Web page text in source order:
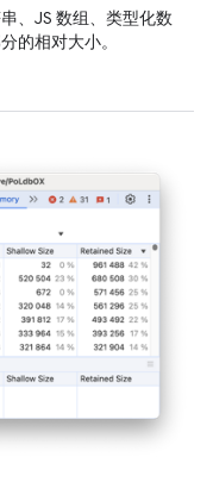
、JS 数组、类型化数
的相对大小。